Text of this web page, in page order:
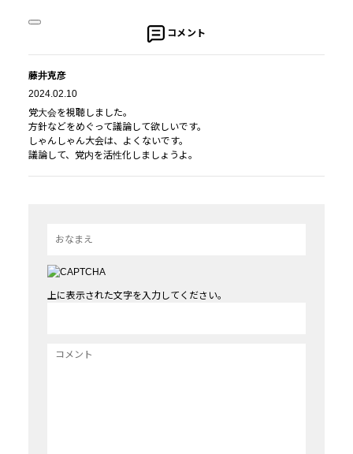
コメント
藤井克彦
2024.02.10
党大会を視聴しました。
方針などをめぐって議論して欲しいです。
しゃんしゃん大会は、よくないです。
議論して、党内を活性化しましょうよ。
上に表示された文字を入力してください。